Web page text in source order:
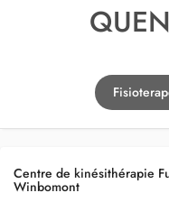
Centre de kinésithérapie
Winbomont